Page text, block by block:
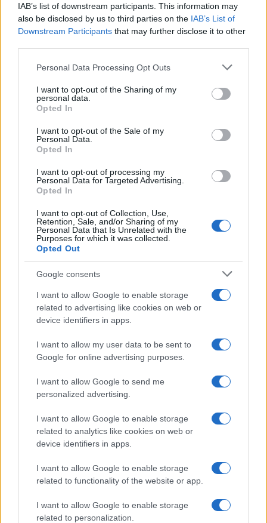
IAB’s list of downstream participants. This information may
also be disclosed by us to third parties on the IAB’s List of
Downstream Participants that may further disclose it to other
Please note that this website/app uses one or more Google
not limited to your visit or usage behaviour. You may click to
grant or deny consent to Google and its third-party tags to
use your data for below specified purposes in below Google
consent section.
Personal Data Processing Opt Outs
I want to opt-out of the Sharing of my
personal data.
Opted In
I want to opt-out of the Sale of my
Personal Data.
Opted In
I want to opt-out of processing my
Personal Data for Targeted Advertising.
Opted In
I want to opt-out of Collection, Use,
Retention, Sale, and/or Sharing of my
Personal Data that Is Unrelated with the
Purposes for which it was collected.
Opted Out
Google consents
I want to allow Google to enable storage
related to advertising like cookies on web or
device identifiers in apps.
I want to allow my user data to be sent to
Google for online advertising purposes.
I want to allow Google to send me
personalized advertising.
I want to allow Google to enable storage
related to analytics like cookies on web or
device identifiers in apps.
I want to allow Google to enable storage
related to functionality of the website or app.
I want to allow Google to enable storage
related to personalization.
cercare il supporto necessario. È fondamentale non
esitare a richiedere aiuto se i sintomi persistono,
AUTORE
Continua a leggere